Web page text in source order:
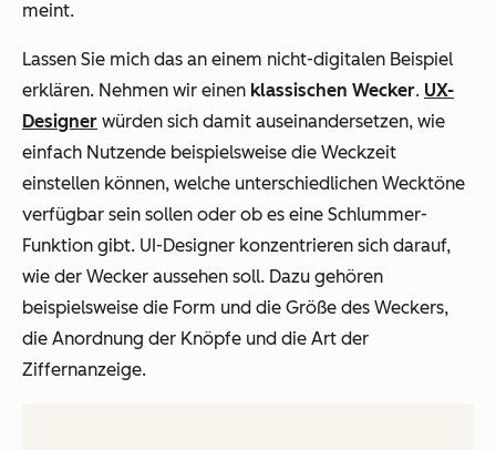
meint.
Lassen Sie mich das an einem nicht-digitalen Beispiel
erklären. Nehmen wir einen klassischen Wecker. UX-
Designer würden sich damit auseinandersetzen, wie
einfach Nutzende beispielsweise die Weckzeit
einstellen können, welche unterschiedlichen Wecktöne
verfügbar sein sollen oder ob es eine Schlummer-
Funktion gibt. UI-Designer konzentrieren sich darauf,
wie der Wecker aussehen soll. Dazu gehören
beispielsweise die Form und die Größe des Weckers,
die Anordnung der Knöpfe und die Art der
Ziffernanzeige.